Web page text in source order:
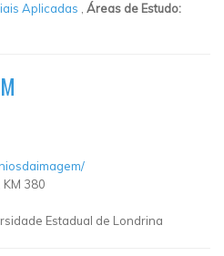
Aplicadas
Áreas de Estudo:
KM 380
Estadual de Londrina